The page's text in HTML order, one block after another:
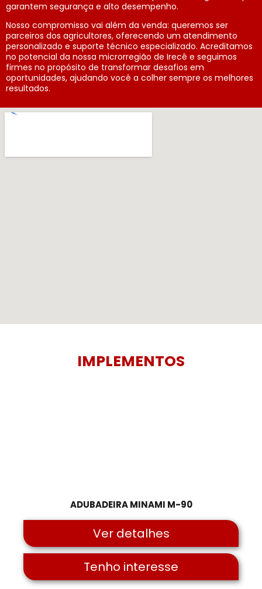
garantem segurança e alto desempenho.
Nosso compromisso vai além da venda: queremos ser
parceiros dos agricultores, oferecendo um atendimento
personalizado e suporte técnico especializado. Acreditamos
no potencial da nossa microrregião de Irecê e seguimos
firmes no propósito de transformar desafios em
oportunidades, ajudando você a colher sempre os melhores
resultados.
IMPLEMENTOS
ADUBADEIRA MINAMI M-90
Ver detalhes
Tenho interesse